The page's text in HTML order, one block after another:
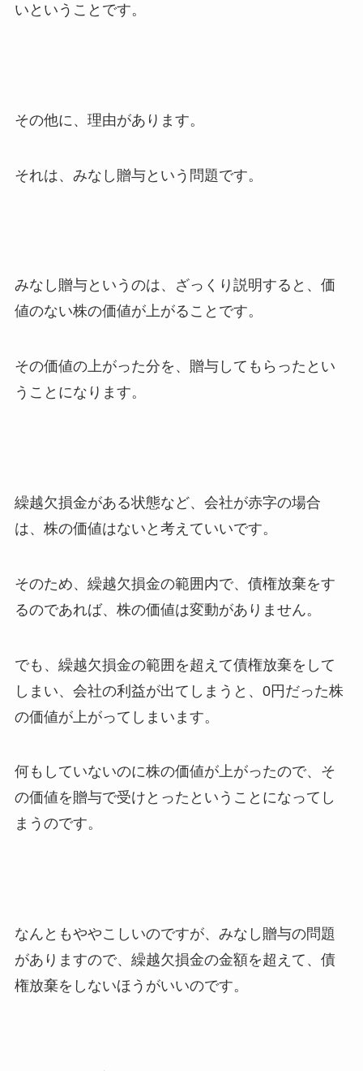
いということです。
その他に、理由があります。
それは、みなし贈与という問題です。
みなし贈与というのは、ざっくり説明すると、価
値のない株の価値が上がることです。
その価値の上がった分を、贈与してもらったとい
うことになります。
繰越欠損金がある状態など、会社が赤字の場合
は、株の価値はないと考えていいです。
そのため、繰越欠損金の範囲内で、債権放棄をす
るのであれば、株の価値は変動がありません。
でも、繰越欠損金の範囲を超えて債権放棄をして
しまい、会社の利益が出てしまうと、0円だった株
の価値が上がってしまいます。
何もしていないのに株の価値が上がったので、そ
の価値を贈与で受けとったということになってし
まうのです。
なんともややこしいのですが、みなし贈与の問題
がありますので、繰越欠損金の金額を超えて、債
権放棄をしないほうがいいのです。